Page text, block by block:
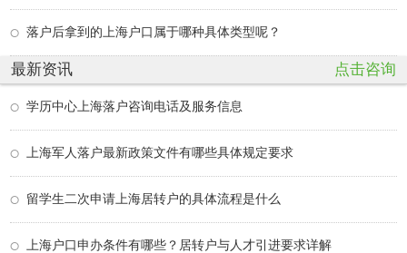
落户后拿到的上海户口属于哪种具体类型呢？
最新资讯 点击咨询
学历中心上海落户咨询电话及服务信息
上海军人落户最新政策文件有哪些具体规定要求
留学生二次申请上海居转户的具体流程是什么
上海户口申办条件有哪些？居转户与人才引进要求详解